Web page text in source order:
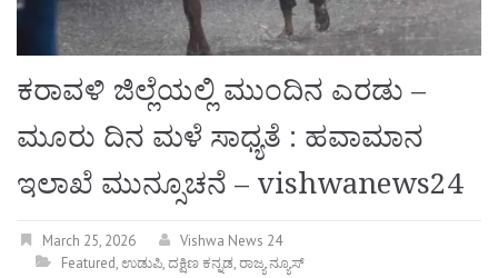
ಕರಾವಳಿ ಜಿಲ್ಲೆಯಲ್ಲಿ ಮುಂದಿನ ಎರಡು –
ಮೂರು ದಿನ ಮಳೆ ಸಾಧ್ಯತೆ : ಹವಾಮಾನ
ಇಲಾಖೆ ಮುನ್ಸೂಚನೆ – vishwanews24
March 25, 2026
Vishwa News 24
Featured,ಉಡುಪಿ,ದಕ್ಷಿಣ ಕನ್ನಡ,ರಾಜ್ಯ ನ್ಯೂಸ್